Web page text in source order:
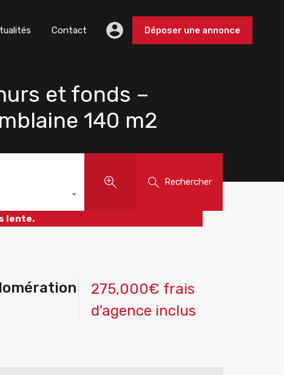
Contact Déposer une annonce
et fonds –
140 m2
Rechercher
lente.
275,000€ frais
d'agence inclus